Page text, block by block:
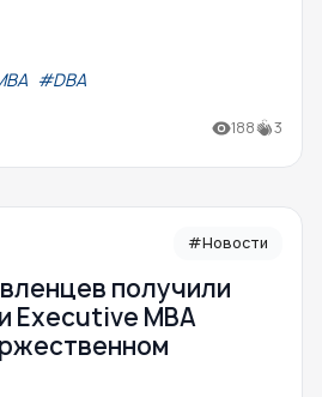
#DBA
188 3
#Новости
получили
Executive MBA